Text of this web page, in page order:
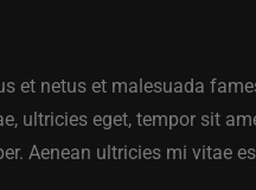
et netus et malesuada
ultricies eget, tempor sit
Aenean ultricies mi vitae